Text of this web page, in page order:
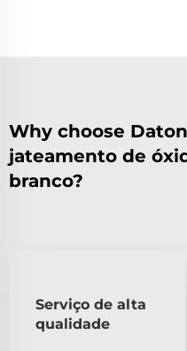
Why choose
jateamento de
branco?
Serviço de alta
qualidade